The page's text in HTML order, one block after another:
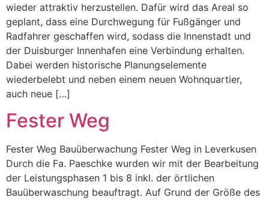
wieder attraktiv herzustellen. Dafür wird das Areal so
geplant, dass eine Durchwegung für Fußgänger und
Radfahrer geschaffen wird, sodass die Innenstadt und
der Duisburger Innenhafen eine Verbindung erhalten.
Dabei werden historische Planungselemente
wiederbelebt und neben einem neuen Wohnquartier,
auch neue […]
Fester Weg
Fester Weg Bauüberwachung Fester Weg in Leverkusen
Durch die Fa. Paeschke wurden wir mit der Bearbeitung
der Leistungsphasen 1 bis 8 inkl. der örtlichen
Bauüberwaschung beauftragt. Auf Grund der Größe des